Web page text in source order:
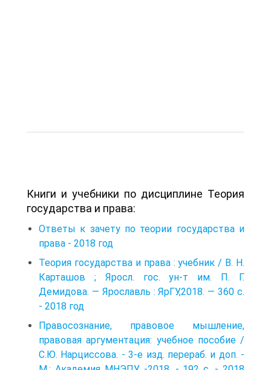
Книги и учебники по дисциплине Теория
государства и права:
Ответы к зачету по теории государства и
права - 2018 год
Теория государства и права : учебник / В. Н.
Карташов ; Яросл. гос. ун-т им. П. Г.
Демидова. — Ярославль : ЯрГУ,2018. — 360 с.
- 2018 год
Правосознание, правовое мышление,
правовая аргументация: учебное пособие /
С.Ю. Нарциссова. - 3-е изд. перераб. и доп. -